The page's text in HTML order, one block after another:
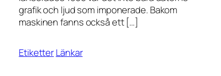
grafik och ljud som imponerade. Bakom
maskinen fanns också ett […]
EtiketterLänkar